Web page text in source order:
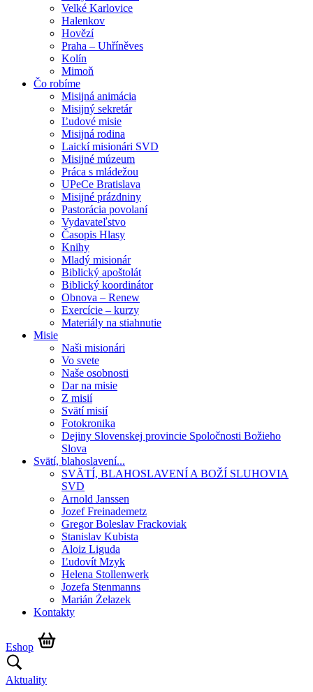
Velké Karlovice
Halenkov
Hovězí
Praha – Uhříněves
Kolín
Mimoň
Čo robíme
Misijná animácia
Misijný sekretár
Ľudové misie
Misijná rodina
Laickí misionári SVD
Misijné múzeum
Práca s mládežou
UPeCe Bratislava
Misijné prázdniny
Pastorácia povolaní
Vydavateľstvo
Časopis Hlasy
Knihy
Mladý misionár
Biblický apoštolát
Biblický koordinátor
Obnova – Renew
Exercície – kurzy
Materiály na stiahnutie
Misie
Naši misionári
Vo svete
Naše osobnosti
Dar na misie
Z misií
Svätí misií
Fotokronika
Dejiny Slovenskej provincie Spoločnosti Božieho
Slova
Svätí, blahoslavení...
SVÄTÍ, BLAHOSLAVENÍ A BOŽÍ SLUHOVIA
SVD
Arnold Janssen
Jozef Freinademetz
Gregor Boleslav Frackoviak
Stanislav Kubista
Aloiz Liguda
Ľudovít Mzyk
Helena Stollenwerk
Jozefa Stenmanns
Marián Żelazek
Kontakty
Eshop
Aktuality